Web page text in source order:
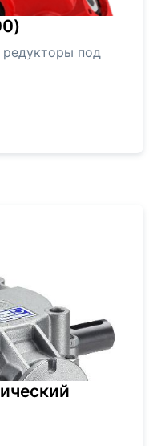
редукторы под